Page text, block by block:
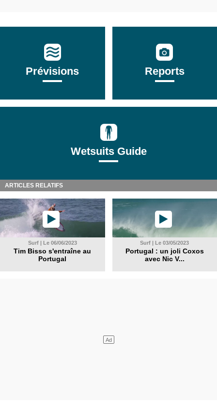
Prévisions Reports
Wetsuits Guide
ARTICLES RELATIFS
Surf | Le 06/06/2023
Tim Bisso s'entraîne au
Portugal
Surf | Le 03/05/2023
Portugal : un joli Coxos
avec Nic V...